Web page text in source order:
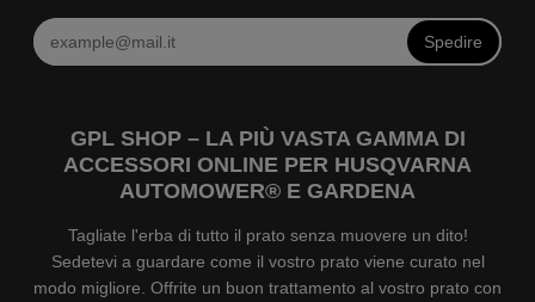
Spedire
GPL SHOP – LA PIÙ VASTA GAMMA DI
ACCESSORI ONLINE PER HUSQVARNA
AUTOMOWER® E GARDENA
Tagliate l'erba di tutto il prato senza muovere un dito!
Sedetevi a guardare come il vostro prato viene curato nel
modo migliore. Offrite un buon trattamento al vostro prato con